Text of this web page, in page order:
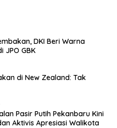
DKI Beri Warna
JPO GBK
di New Zealand: Tak
Pasir Putih Pekanbaru Kini
Aktivis Apresiasi Walikota